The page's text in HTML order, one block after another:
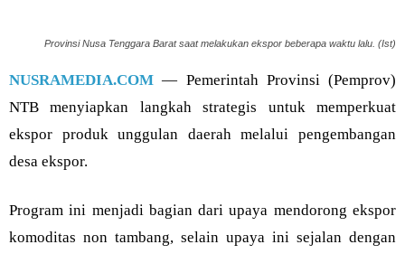
Provinsi Nusa Tenggara Barat saat melakukan ekspor beberapa waktu lalu. (Ist)
NUSRAMEDIA.COM — Pemerintah Provinsi (Pemprov)
NTB menyiapkan langkah strategis untuk memperkuat
ekspor produk unggulan daerah melalui pengembangan
desa ekspor.
Program ini menjadi bagian dari upaya mendorong ekspor
komoditas non tambang, selain upaya ini sejalan dengan